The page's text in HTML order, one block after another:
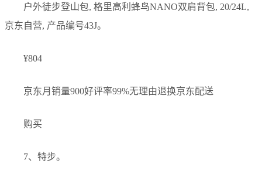
户外徒步登山包, 格里高利蜂鸟NANO双肩背包, 20/24L,
京东自营, 产品编号43J。
¥804
京东月销量900好评率99%无理由退换京东配送
购买
7、特步。